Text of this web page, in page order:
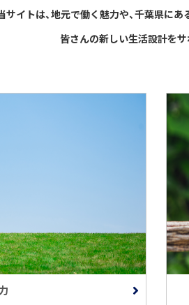
サイトは、地元で働く魅力や、千葉県にあ
皆さんの新しい生活設計をサ